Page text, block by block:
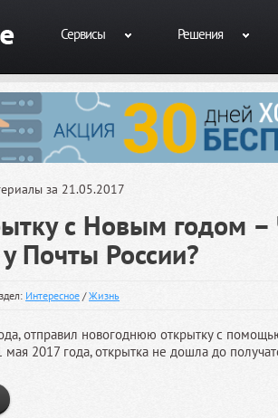
Сервисы Решения
за 21.05.2017
с Новым годом –
Почты России?
Интересное /Жизнь
отправил новогоднюю открытку с
мая 2017 года, открытка не дошла до